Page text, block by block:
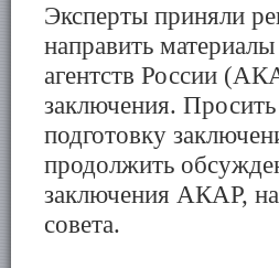
Эксперты приняли
направить
агентств России
заключения.
подготовку
продолжить
заключения АКАР,
совета.